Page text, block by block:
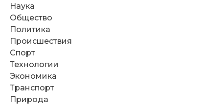
Наука
Общество
Политика
Происшествия
Спорт
Технологии
Экономика
Транспорт
Природа